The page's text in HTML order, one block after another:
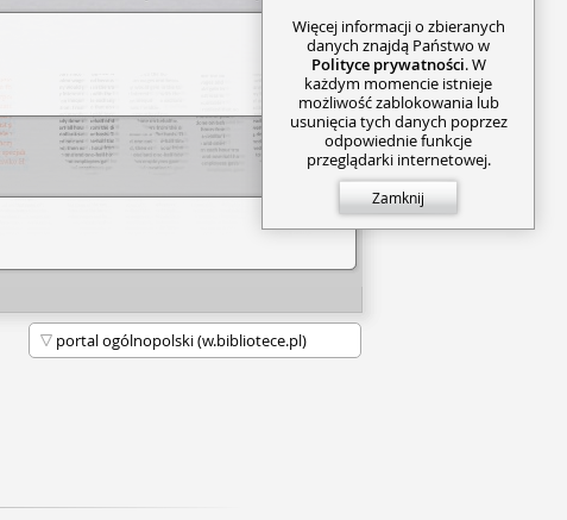
Więcej informacji o zbieranych
danych znajdą Państwo w
Polityce prywatności. W
każdym momencie istnieje
możliwość zablokowania lub
usunięcia tych danych poprzez
odpowiednie funkcje
przeglądarki internetowej.
Zamknij